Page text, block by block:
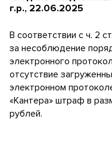
г.р., 22.06.2025
В соответствии с ч. 2
за несоблюдение
электронного
отсутствие
электронном
«Кантера» штраф в
рублей.